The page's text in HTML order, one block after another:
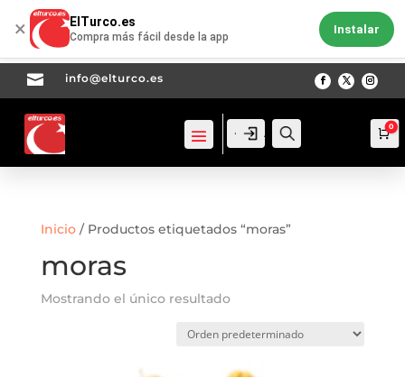
 info@elturco.es
Acceso
Acceso 0
Inicio/ Productos etiquetados “moras”
moras
Mostrando el único resultado
× ElTurco.es
Compra más fácil desde la app
Instalar